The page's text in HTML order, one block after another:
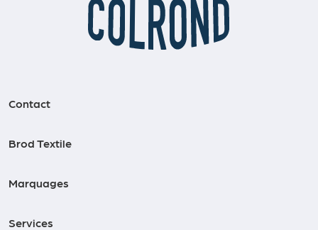
Contact
Brod Textile
Marquages
Services